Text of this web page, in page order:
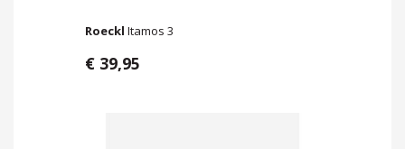
Roeckl Itamos 3
€ 39,95